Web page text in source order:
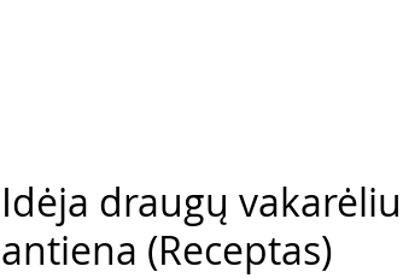
Idėja draugų
antiena (Receptas)